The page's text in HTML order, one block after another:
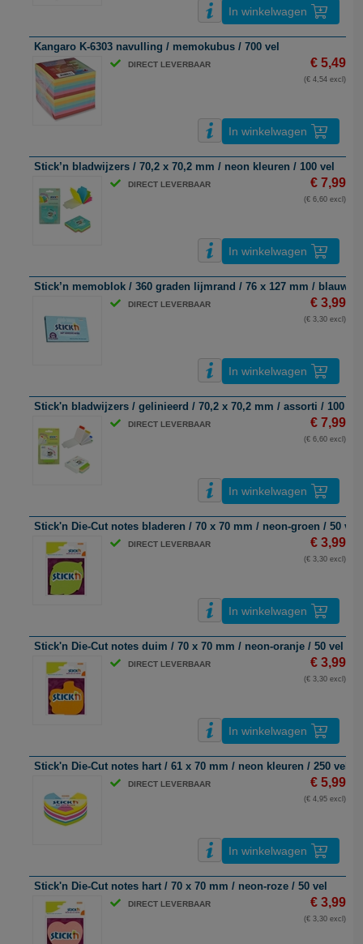
In winkelwagen
Kangaro K-6303 navulling / memokubus / 700 vel
DIRECT LEVERBAAR € 5,49
(€ 4,54 excl)
In winkelwagen
Stick’n bladwijzers / 70,2 x 70,2 mm / neon kleuren / 100 vel
DIRECT LEVERBAAR € 7,99
(€ 6,60 excl)
In winkelwagen
Stick’n memoblok / 360 graden lijmrand / 76 x 127 mm / blauw /
DIRECT LEVERBAAR € 3,99
(€ 3,30 excl)
In winkelwagen
Stick'n bladwijzers / gelinieerd / 70,2 x 70,2 mm / assorti / 100 vel
DIRECT LEVERBAAR € 7,99
(€ 6,60 excl)
In winkelwagen
Stick'n Die-Cut notes bladeren / 70 x 70 mm / neon-groen / 50 vel
DIRECT LEVERBAAR € 3,99
(€ 3,30 excl)
In winkelwagen
Stick'n Die-Cut notes duim / 70 x 70 mm / neon-oranje / 50 vel
DIRECT LEVERBAAR € 3,99
(€ 3,30 excl)
In winkelwagen
Stick'n Die-Cut notes hart / 61 x 70 mm / neon kleuren / 250 vel
DIRECT LEVERBAAR € 5,99
(€ 4,95 excl)
In winkelwagen
Stick'n Die-Cut notes hart / 70 x 70 mm / neon-roze / 50 vel
DIRECT LEVERBAAR € 3,99
(€ 3,30 excl)